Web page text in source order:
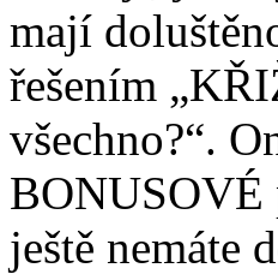
mají
řešením
všechno?“.
BONUSOVÉ
ještě nemáte